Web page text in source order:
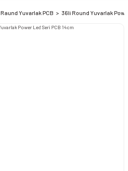
Raund Yuvarlak PCB 36li Round Yuvarlak